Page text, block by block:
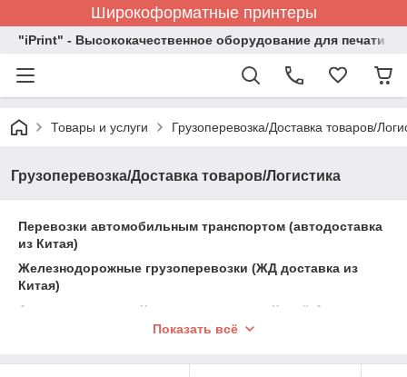
Широкоформатные принтеры
"iPrint" - Высококачественное оборудование для печати
Товары и услуги Грузоперевозка/Доставка товаров/
Грузоперевозка/Доставка товаров/Логистика
Перевозки автомобильным транспортом (автодоставка
из Китая)
Железнодорожные грузоперевозки (ЖД доставка из
Китая)
Авиаперевозки из Китая
направление Китай-Алматы-
Показать всё